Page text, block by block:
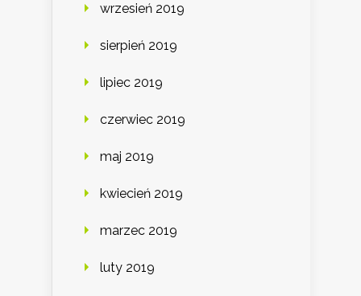
wrzesień 2019
sierpień 2019
lipiec 2019
czerwiec 2019
maj 2019
kwiecień 2019
marzec 2019
luty 2019